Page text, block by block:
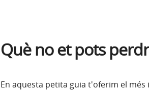
Què no et pots
En aquesta petita guia t'oferim el